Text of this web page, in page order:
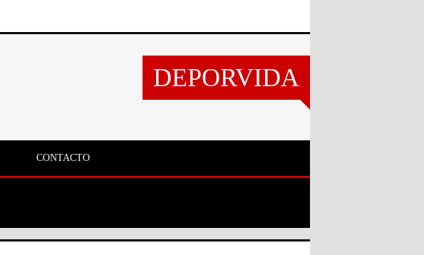
DEPORVIDA
CONTACTO